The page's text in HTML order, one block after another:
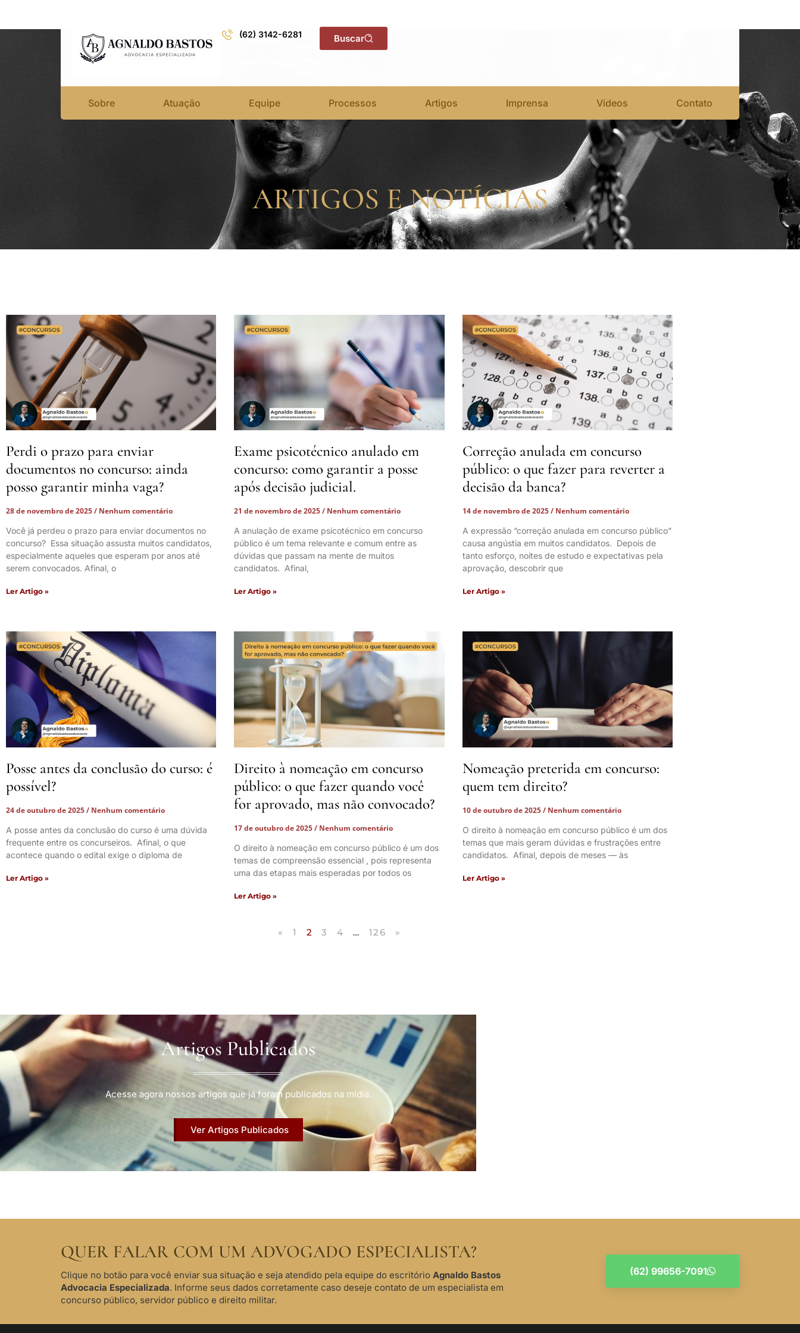
(62) 3142-6281 Buscar
Sobre Atuação Equipe Processos Artigos Imprensa Vídeos Contato
ARTIGOS E NOTÍCIAS
Perdi o prazo para enviar
documentos no concurso: ainda
posso garantir minha vaga?
28 de novembro de 2025
Nenhum comentário
Você já perdeu o prazo para enviar documentos no
concurso? Essa situação assusta muitos candidatos,
especialmente aqueles que esperam por anos até
serem convocados. Afinal, o
Ler Artigo »
Exame psicotécnico anulado em
concurso: como garantir a posse
após decisão judicial.
21 de novembro de 2025 Nenhum comentário
A anulação de exame psicotécnico em concurso
público é um tema relevante e comum entre as
dúvidas que passam na mente de muitos
candidatos. Afinal,
Ler Artigo »
Correção anulada em concurso
público: o que fazer para reverter a
decisão da banca?
14 de novembro de 2025 Nenhum comentário
A expressão “correção anulada em concurso público”
causa angústia em muitos candidatos. Depois de
tanto esforço, noites de estudo e expectativas pela
aprovação, descobrir que
Ler Artigo »
Posse antes da conclusão do curso: é
possível?
24 de outubro de 2025
Nenhum comentário
A posse antes da conclusão do curso é uma dúvida
frequente entre os concurseiros. Afinal, o que
acontece quando o edital exige o diploma de
Ler Artigo »
Direito à nomeação em concurso
público: o que fazer quando você
for aprovado, mas não convocado?
17 de outubro de 2025 Nenhum comentário
O direito à nomeação em concurso público é um dos
temas de compreensão essencial , pois representa
uma das etapas mais esperadas por todos os
Ler Artigo »
Nomeação preterida em concurso:
quem tem direito?
10 de outubro de 2025 Nenhum comentário
O direito à nomeação em concurso público é um dos
temas que mais geram dúvidas e frustrações entre
candidatos. Afinal, depois de meses — às
Ler Artigo »
« 1 2 3 4 … 126 »
Artigos Publicados
Acesse agora nossos artigos que já foram publicados na mídia.
Ver Artigos Publicados
QUER FALAR COM UM ADVOGADO ESPECIALISTA?
Clique no botão para você enviar sua situação e seja atendido pela equipe do escritório Agnaldo Bastos
Advocacia Especializada. Informe seus dados corretamente caso deseje contato de um especialista em
concurso público, servidor público e direito militar.
(62) 99656-7091